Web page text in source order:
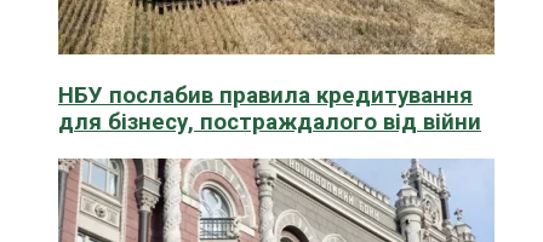
НБУ послабив правила кредитування
для бізнесу, постраждалого від війни